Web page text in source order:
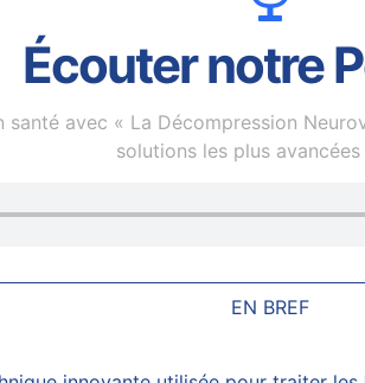
Écouter notre
santé avec « La Décompression
solutions les plus avancées
EN BREF